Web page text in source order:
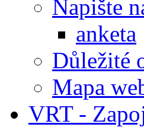
Napište
anketa
Důležité
Mapa
VRT -